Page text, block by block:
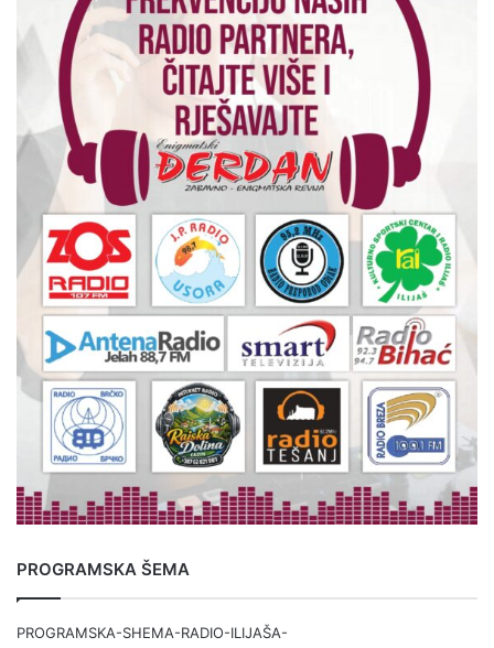
PROGRAMSKA ŠEMA
PROGRAMSKA-SHEMA-RADIO-ILIJAŠA-